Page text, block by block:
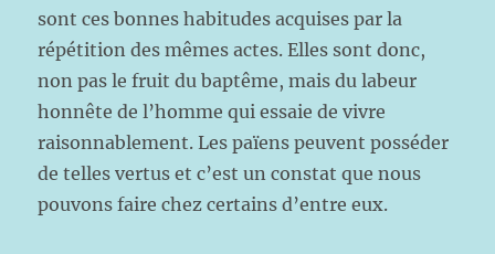
sont ces bonnes habitudes acquises par la
répétition des mêmes actes. Elles sont donc,
non pas le fruit du baptême, mais du labeur
honnête de l’homme qui essaie de vivre
raisonnablement. Les païens peuvent posséder
de telles vertus et c’est un constat que nous
pouvons faire chez certains d’entre eux.